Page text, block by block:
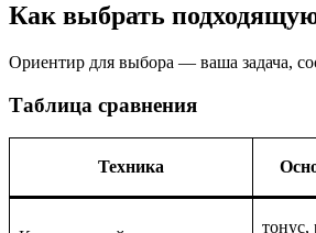
Как выбрать
Ориентир для выбора — ваша задача,
Таблица сравнения
Техника
тонус,